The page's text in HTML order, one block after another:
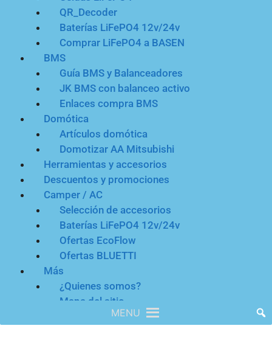
QR_Decoder
Baterías LiFePO4 12v/24v
Comprar LiFePO4 a BASEN
BMS
Guía BMS y Balanceadores
JK BMS con balanceo activo
Enlaces compra BMS
Domótica
Artículos domótica
Domotizar AA Mitsubishi
Herramientas y accesorios
Descuentos y promociones
Camper / AC
Selección de accesorios
Baterías LiFePO4 12v/24v
Ofertas EcoFlow
Ofertas BLUETTI
Más
¿Quienes somos?
Mapa del sitio
MENU